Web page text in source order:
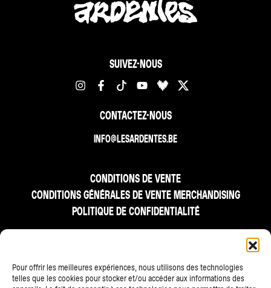
Pour offrir les meilleures expériences, nous utilisons des technologies
telles que les cookies pour stocker et/ou accéder aux informations des
SUIVEZ-NOUS
CONTACTEZ-NOUS
INFO@LESARDENTES.BE
CONDITIONS DE VENTE
CONDITIONS GÉNÉRALES DE VENTE MERCHANDISING
POLITIQUE DE CONFIDENTIALITÉ